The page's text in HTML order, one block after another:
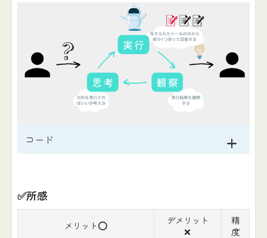
コード
✅所感
メリット⭕️
デメリット
❌
精
度